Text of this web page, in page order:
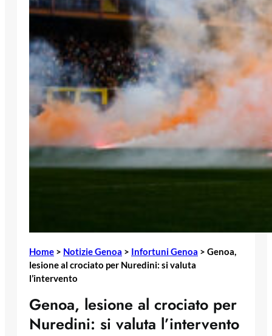
Home > Notizie Genoa > Infortuni Genoa > Genoa,
lesione al crociato per Nuredini: si valuta
l’intervento
Genoa, lesione al crociato per
Nuredini: si valuta l’intervento